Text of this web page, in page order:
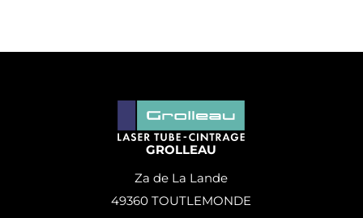
GROLLEAU
Za de La Lande
49360 TOUTLEMONDE